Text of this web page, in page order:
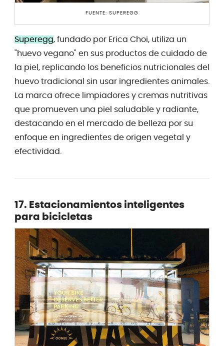
FUENTE: SUPEREGG
Superegg, fundado por Erica Choi, utiliza un
"huevo vegano" en sus productos de cuidado de
la piel, replicando los beneficios nutricionales del
huevo tradicional sin usar ingredientes animales.
La marca ofrece limpiadores y cremas nutritivas
que promueven una piel saludable y radiante,
destacando en el mercado de belleza por su
enfoque en ingredientes de origen vegetal y
efectividad.
17. Estacionamientos inteligentes
para bicicletas